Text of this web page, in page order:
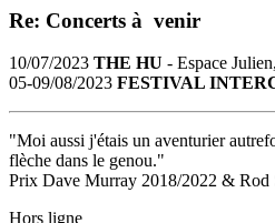
Re: Concerts à venir
10/07/2023 THE HU - Espace
05-09/08/2023 FESTIVAL
"Moi aussi j'étais un aventurier
flèche dans le genou."
Prix Dave Murray 2018/2022 & Rod
Hors ligne